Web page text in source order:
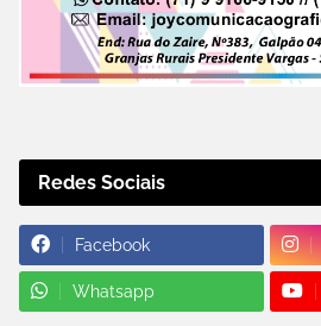
Redes Sociais
Facebook
Whatsapp